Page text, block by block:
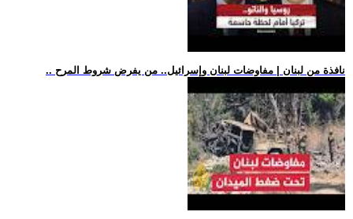
.. نافذة من لبنان | مفاوضات لبنان وإسرائيل.. من يفرض شروط المرح